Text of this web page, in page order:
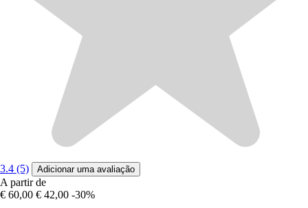
3.4 (5) Adicionar uma avaliação
A partir de
€ 60,00 € 42,00 -30%